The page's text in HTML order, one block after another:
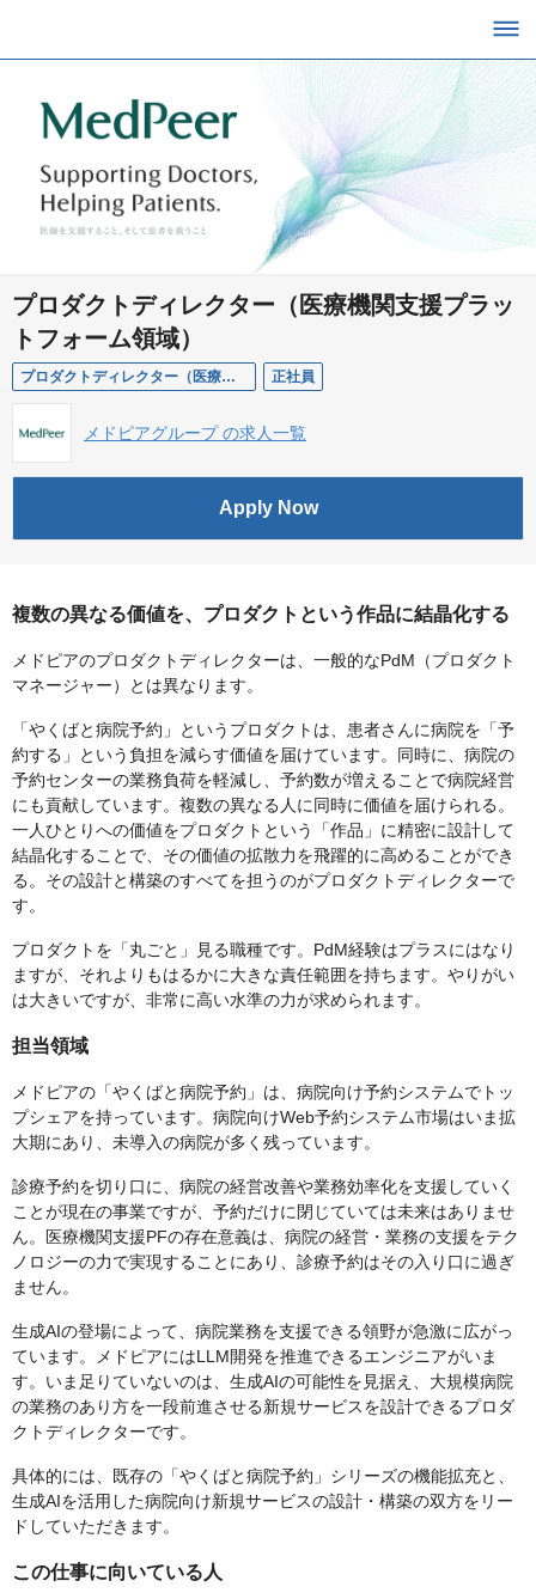
プロダクトディレクター（医療機関支援プラッ
トフォーム領域）
プロダクトディレクター（医療機関支援PF領域） 正社員
メドピアグループ の求人一覧
Apply Now
複数の異なる価値を、プロダクトという作品に結晶化する
メドピアのプロダクトディレクターは、一般的なPdM（プロダクト
マネージャー）とは異なります。
「やくばと病院予約」というプロダクトは、患者さんに病院を「予
約する」という負担を減らす価値を届けています。同時に、病院の
予約センターの業務負荷を軽減し、予約数が増えることで病院経営
にも貢献しています。複数の異なる人に同時に価値を届けられる。
一人ひとりへの価値をプロダクトという「作品」に精密に設計して
結晶化することで、その価値の拡散力を飛躍的に高めることができ
る。その設計と構築のすべてを担うのがプロダクトディレクターで
す。
プロダクトを「丸ごと」見る職種です。PdM経験はプラスにはなり
ますが、それよりもはるかに大きな責任範囲を持ちます。やりがい
は大きいですが、非常に高い水準の力が求められます。
担当領域
メドピアの「やくばと病院予約」は、病院向け予約システムでトッ
プシェアを持っています。病院向けWeb予約システム市場はいま拡
大期にあり、未導入の病院が多く残っています。
診療予約を切り口に、病院の経営改善や業務効率化を支援していく
ことが現在の事業ですが、予約だけに閉じていては未来はありませ
ん。医療機関支援PFの存在意義は、病院の経営・業務の支援をテク
ノロジーの力で実現することにあり、診療予約はその入り口に過ぎ
ません。
生成AIの登場によって、病院業務を支援できる領野が急激に広がっ
ています。メドピアにはLLM開発を推進できるエンジニアがいま
す。いま足りていないのは、生成AIの可能性を見据え、大規模病院
の業務のあり方を一段前進させる新規サービスを設計できるプロダ
クトディレクターです。
具体的には、既存の「やくばと病院予約」シリーズの機能拡充と、
生成AIを活用した病院向け新規サービスの設計・構築の双方をリー
ドしていただきます。
この仕事に向いている人